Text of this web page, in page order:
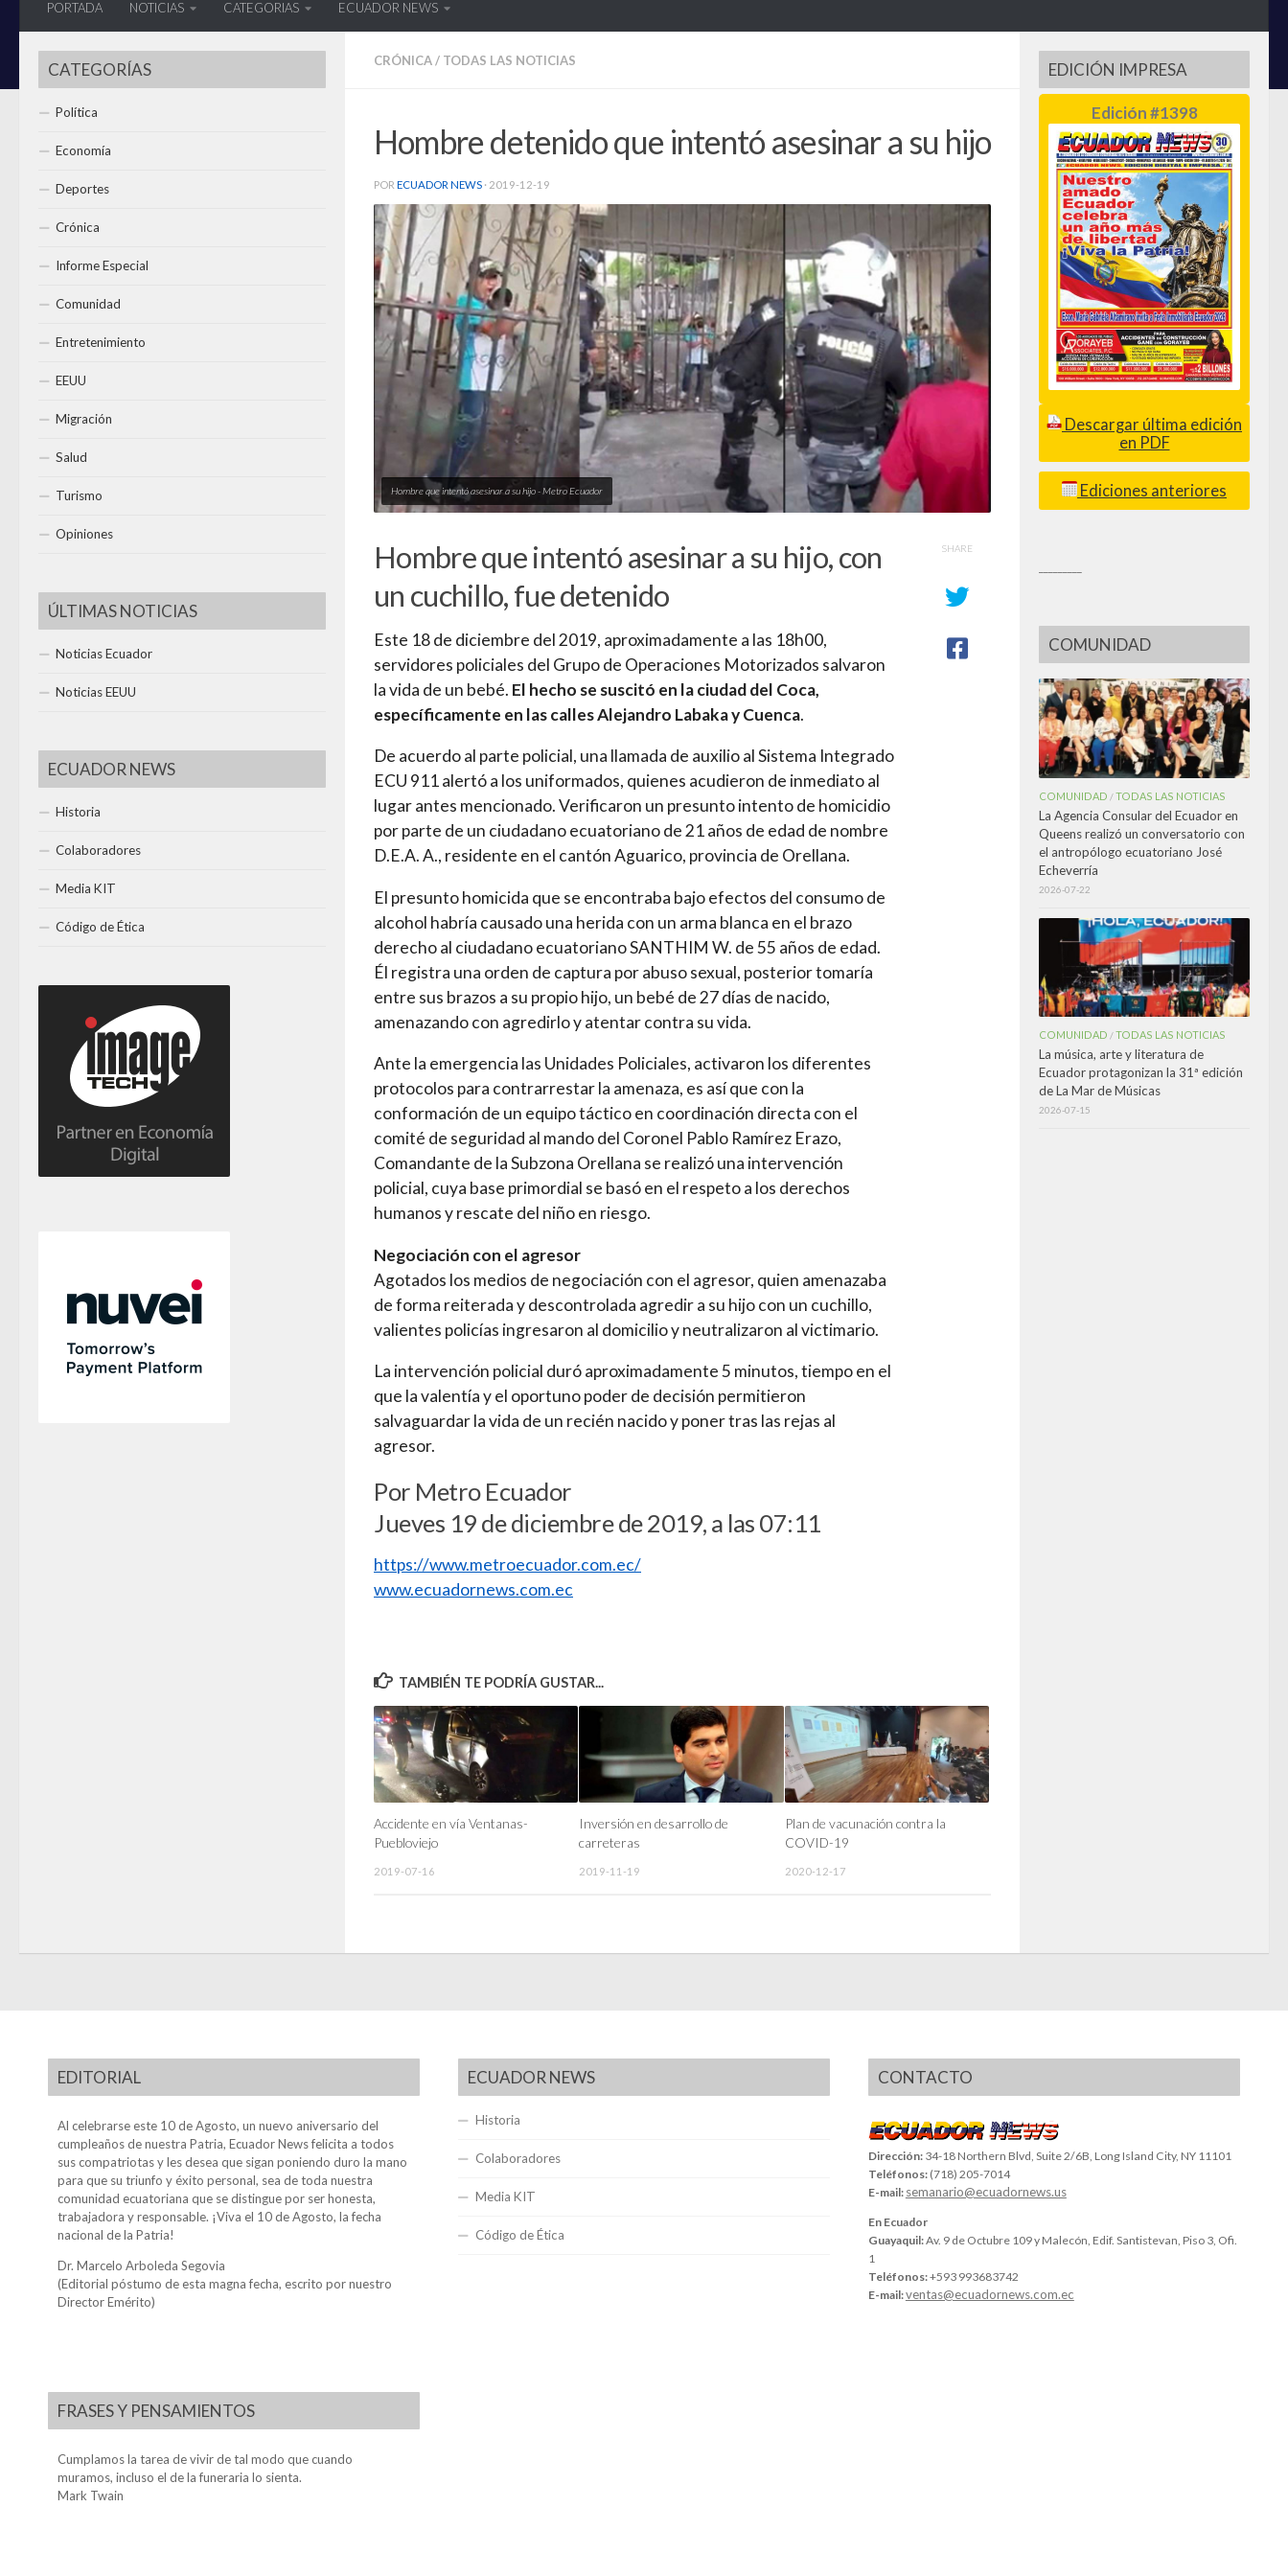
PORTADA NOTICIAS CATEGORIAS ECUADOR NEWS
CRÓNICA/ TODAS LAS NOTICIAS
Hombre detenido que intentó asesinar a su hijo
POR ECUADOR NEWS · 2019-12-19
Hombre que intentó asesinar a su hijo - Metro Ecuador
Hombre que intentó asesinar a su hijo, con
un cuchillo, fue detenido
Este 18 de diciembre del 2019, aproximadamente a las 18h00,
servidores policiales del Grupo de Operaciones Motorizados salvaron
la vida de un bebé. El hecho se suscitó en la ciudad del Coca,
específicamente en las calles Alejandro Labaka y Cuenca.
De acuerdo al parte policial, una llamada de auxilio al Sistema Integrado
ECU 911 alertó a los uniformados, quienes acudieron de inmediato al
lugar antes mencionado. Verificaron un presunto intento de homicidio
por parte de un ciudadano ecuatoriano de 21 años de edad de nombre
D.E.A. A., residente en el cantón Aguarico, provincia de Orellana.
El presunto homicida que se encontraba bajo efectos del consumo de
alcohol habría causado una herida con un arma blanca en el brazo
derecho al ciudadano ecuatoriano SANTHIM W. de 55 años de edad.
Él registra una orden de captura por abuso sexual, posterior tomaría
entre sus brazos a su propio hijo, un bebé de 27 días de nacido,
amenazando con agredirlo y atentar contra su vida.
Ante la emergencia las Unidades Policiales, activaron los diferentes
protocolos para contrarrestar la amenaza, es así que con la
conformación de un equipo táctico en coordinación directa con el
comité de seguridad al mando del Coronel Pablo Ramírez Erazo,
Comandante de la Subzona Orellana se realizó una intervención
policial, cuya base primordial se basó en el respeto a los derechos
humanos y rescate del niño en riesgo.
Negociación con el agresor
Agotados los medios de negociación con el agresor, quien amenazaba
de forma reiterada y descontrolada agredir a su hijo con un cuchillo,
valientes policías ingresaron al domicilio y neutralizaron al victimario.
La intervención policial duró aproximadamente 5 minutos, tiempo en el
que la valentía y el oportuno poder de decisión permitieron
salvaguardar la vida de un recién nacido y poner tras las rejas al
agresor.
Por Metro Ecuador
Jueves 19 de diciembre de 2019, a las 07:11
https://www.metroecuador.com.ec/
www.ecuadornews.com.ec
SHARE
TAMBIÉN TE PODRÍA GUSTAR...
Accidente en vía Ventanas-
Puebloviejo
2019-07-16
Inversión en desarrollo de
carreteras
2019-11-19
Plan de vacunación contra la
COVID-19
2020-12-17
CATEGORÍAS
Política
Economía
Deportes
Crónica
Informe Especial
Comunidad
Entretenimiento
EEUU
Migración
Salud
Turismo
Opiniones
ÚLTIMAS NOTICIAS
Noticias Ecuador
Noticias EEUU
ECUADOR NEWS
Historia
Colaboradores
Media KIT
Código de Ética
EDICIÓN IMPRESA
Edición #1398
Descargar última edición
en PDF
Ediciones anteriores
COMUNIDAD
COMUNIDAD /TODAS LAS NOTICIAS
La Agencia Consular del Ecuador en
Queens realizó un conversatorio con
el antropólogo ecuatoriano José
Echeverría
2026-07-22
COMUNIDAD /TODAS LAS NOTICIAS
La música, arte y literatura de
Ecuador protagonizan la 31ª edición
de La Mar de Músicas
2026-07-15
EDITORIAL
Al celebrarse este 10 de Agosto, un nuevo aniversario del
cumpleaños de nuestra Patria, Ecuador News felicita a todos
sus compatriotas y les desea que sigan poniendo duro la mano
para que su triunfo y éxito personal, sea de toda nuestra
comunidad ecuatoriana que se distingue por ser honesta,
trabajadora y responsable. ¡Viva el 10 de Agosto, la fecha
nacional de la Patria!
Dr. Marcelo Arboleda Segovia
(Editorial póstumo de esta magna fecha, escrito por nuestro
Director Emérito)
FRASES Y PENSAMIENTOS
Cumplamos la tarea de vivir de tal modo que cuando
muramos, incluso el de la funeraria lo sienta.
Mark Twain
ECUADOR NEWS
Historia
Colaboradores
Media KIT
Código de Ética
CONTACTO
Dirección: 34-18 Northern Blvd, Suite 2/6B, Long Island City, NY 11101
Teléfonos: (718) 205-7014
E-mail: semanario@ecuadornews.us
En Ecuador
Guayaquil:Av. 9 de Octubre 109 y Malecón, Edif. Santistevan, Piso 3, Ofi.
1
Teléfonos:+593 993683742
E-mail:ventas@ecuadornews.com.ec